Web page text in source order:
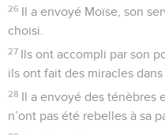
26 Il a envoyé Moïse, son
choisi.
27 Ils ont accompli par son
ils ont fait des miracles dans
28 Il a envoyé des ténèbres
n’ont pas été rebelles à sa